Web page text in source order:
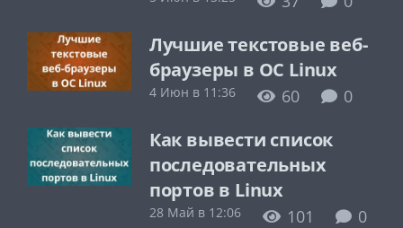
Лучшие текстовые веб-
браузеры в ОС Linux
4 Июн в 11:36 60 0
Как вывести список
последовательных
портов в Linux
28 Май в 12:06 101 0